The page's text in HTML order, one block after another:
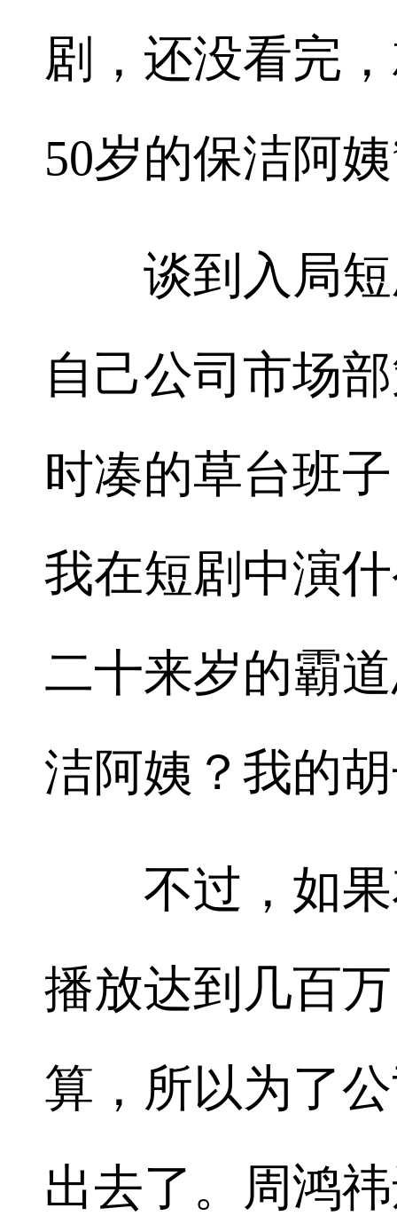
剧，还没看完
50岁的保洁阿
谈到入局短
自己公司市场
时凑的草台班
我在短剧中演
二十来岁的霸
洁阿姨？我的
不过，如果
播放达到几百
算，所以为了
出去了。周鸿